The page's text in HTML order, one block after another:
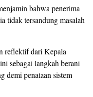
bahwa penerima
tidak tersandung masalah
reflektif dari Kepala
sebagai langkah berani
demi penataan sistem